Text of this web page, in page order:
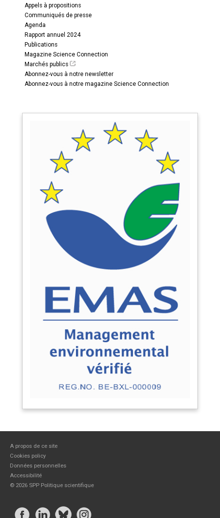
Appels à propositions
Communiqués de presse
Agenda
Rapport annuel 2024
Publications
Magazine Science Connection
Marchés publics
Abonnez-vous à notre newsletter
Abonnez-vous à notre magazine Science Connection
A propos de ce site
Cookies policy
Données personnelles
Accessibilité
© 2026 SPP Politique scientifique